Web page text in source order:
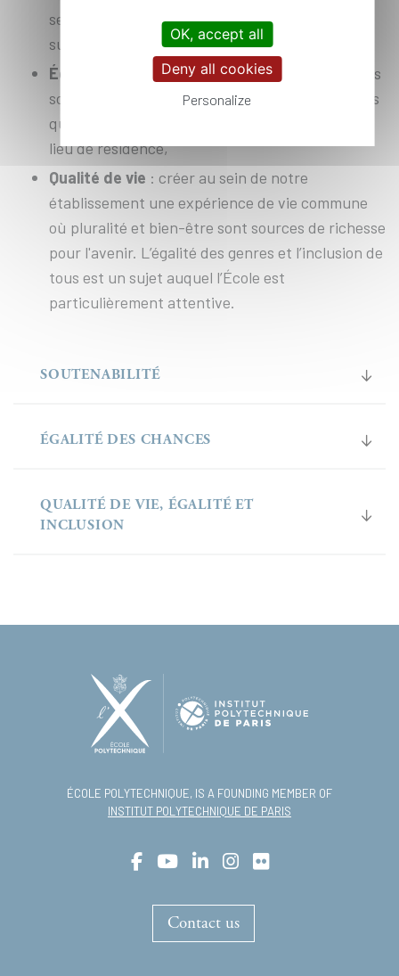
service d'une prospérité soutenable pour tous,
sur le campus comme dans le monde,
Égalité des chances : donner accès aux savoirs
scientifiques d'excellence à toutes et tous, quels
que soient son genre, son origine sociale et son
lieu de résidence,
Qualité de vie : créer au sein de notre
établissement une expérience de vie commune
où pluralité et bien-être sont sources de richesse
pour l'avenir. L’égalité des genres et l’inclusion de
tous est un sujet auquel l’École est
particulièrement attentive.
SOUTENABILITÉ
ÉGALITÉ DES CHANCES
QUALITÉ DE VIE, ÉGALITÉ ET
INCLUSION
ÉCOLE POLYTECHNIQUE, IS A FOUNDING MEMBER OF
INSTITUT POLYTECHNIQUE DE PARIS
Contact us
OK, accept all
Deny all cookies
Personalize